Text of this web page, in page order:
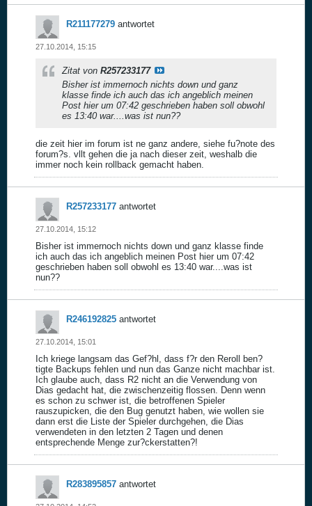
R211177279 antwortet
27.10.2014, 15:15
Zitat von R257233177
Bisher ist immernoch nichts down und ganz
klasse finde ich auch das ich angeblich meinen
Post hier um 07:42 geschrieben haben soll obwohl
es 13:40 war....was ist nun??
die zeit hier im forum ist ne ganz andere, siehe fu?note des
forum?s. vllt gehen die ja nach dieser zeit, weshalb die
immer noch kein rollback gemacht haben.
R257233177 antwortet
27.10.2014, 15:12
Bisher ist immernoch nichts down und ganz klasse finde
ich auch das ich angeblich meinen Post hier um 07:42
geschrieben haben soll obwohl es 13:40 war....was ist
nun??
R246192825 antwortet
27.10.2014, 15:01
Ich kriege langsam das Gef?hl, dass f?r den Reroll ben?
tigte Backups fehlen und nun das Ganze nicht machbar ist.
Ich glaube auch, dass R2 nicht an die Verwendung von
Dias gedacht hat, die zwischenzeitig flossen. Denn wenn
es schon zu schwer ist, die betroffenen Spieler
rauszupicken, die den Bug genutzt haben, wie wollen sie
dann erst die Liste der Spieler durchgehen, die Dias
verwendeten in den letzten 2 Tagen und denen
entsprechende Menge zur?ckerstatten?!
R283895857 antwortet